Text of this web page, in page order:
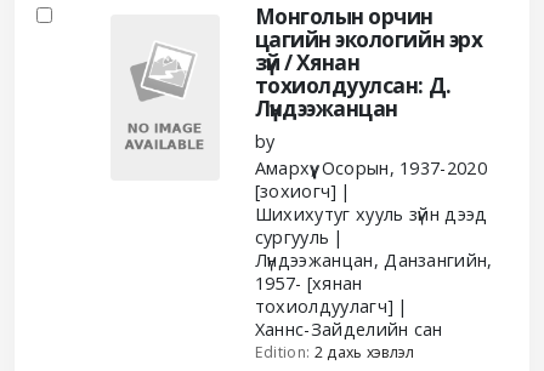
Монголын орчин
цагийн экологийн эрх
зүй /Хянан
тохиолдуулсан: Д.
Лүндээжанцан
by
Амархүү, Осорын, 1937-2020
[зохиогч]
Шихихутуг хууль зүйн дээд
сургууль
Лүндээжанцан, Данзангийн,
1957- [хянан
тохиолдуулагч]
Ханнс-Зайделийн сан
Edition: 2 дахь хэвлэл